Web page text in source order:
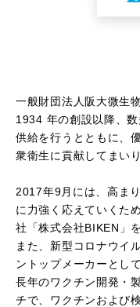
一般財団法人阪大微生
1934 年の創設以降、
供給を行うとともに、
衆衛生に貢献してまい
2017年9月には、高ま
に力強く応えていくた
社「株式会社BIKEN」
また、新型コロナウイ
ントップメーカーとし
長年のワクチン開発・
チで、ワクチンおよび